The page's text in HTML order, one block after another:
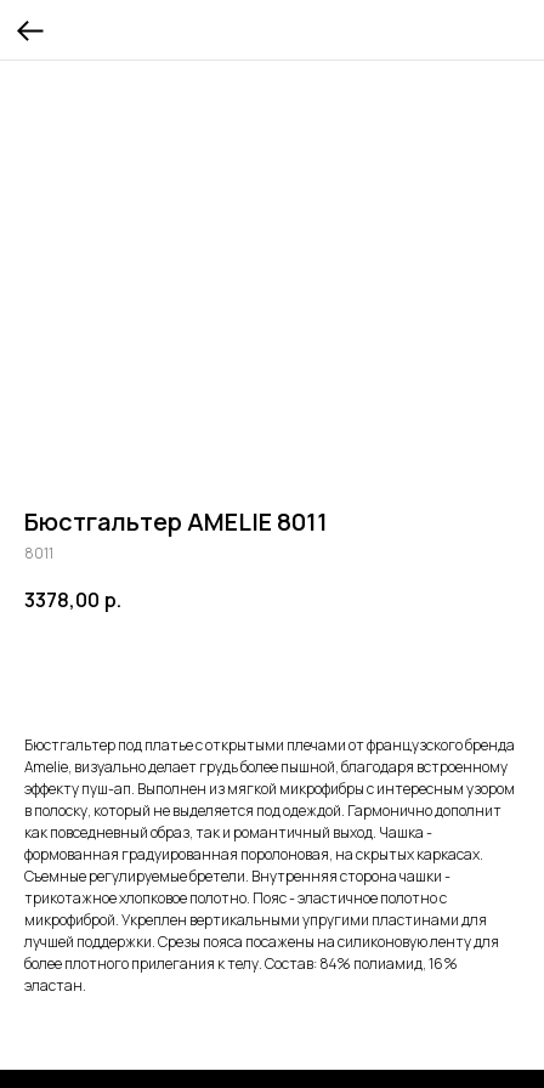
Бюстгальтер AMELIE 8011
8011
3378,00 р.
Бюстгальтер под платье с открытыми плечами от французского бренда
Amelie, визуально делает грудь более пышной, благодаря встроенному
эффекту пуш-ап. Выполнен из мягкой микрофибры с интересным узором
в полоску, который не выделяется под одеждой. Гармонично дополнит
как повседневный образ, так и романтичный выход. Чашка -
формованная градуированная поролоновая, на скрытых каркасах.
Съемные регулируемые бретели. Внутренняя сторона чашки -
трикотажное хлопковое полотно. Пояс - эластичное полотно с
микрофиброй. Укреплен вертикальными упругими пластинами для
лучшей поддержки. Срезы пояса посажены на силиконовую ленту для
более плотного прилегания к телу. Состав: 84% полиамид, 16%
эластан.